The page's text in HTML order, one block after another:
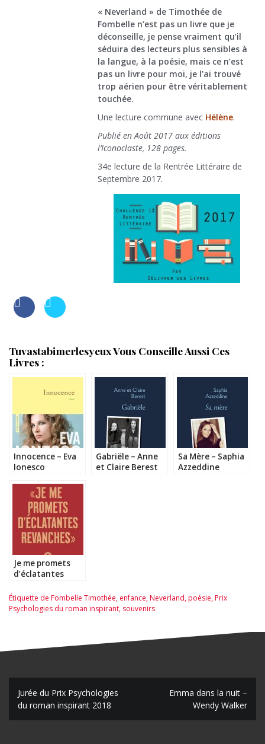
« Neverland » de Timothée de
Fombelle n’est pas un livre que je
déconseille, je pense vraiment qu’il
séduira des lecteurs plus sensibles à
la langue, à la poésie, mais ce n’est
pas un livre pour moi, je l’ai trouvé
trop aérien pour être véritablement
touchée.
Une lecture commune avec Hélène.
Publié en Août 2017 aux éditions
l’Iconoclaste, 128 pages.
34e lecture de la Rentrée Littéraire de
Septembre 2017.
Tuvastabimerlesyeux Vous Conseille Aussi Ces
Livres :
Innocence – Eva
Ionesco
Gabriële – Anne
et Claire Berest
Sa Mère – Saphia
Azzeddine
Je me promets
d’éclatantes
Valentine Goby
Étiquette de Fombelle Timothée, enfance,Neverland,poésie,Prix
Psychologies du roman inspirant, souvenirs
N
a
Jurée du Prix Psychologies
du roman inspirant 2018
Emma dans la nuit –
Wendy Walker